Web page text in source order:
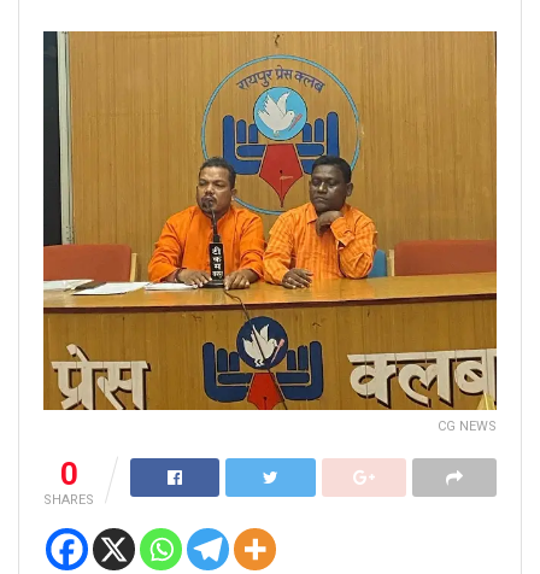
CG NEWS
0
SHARES